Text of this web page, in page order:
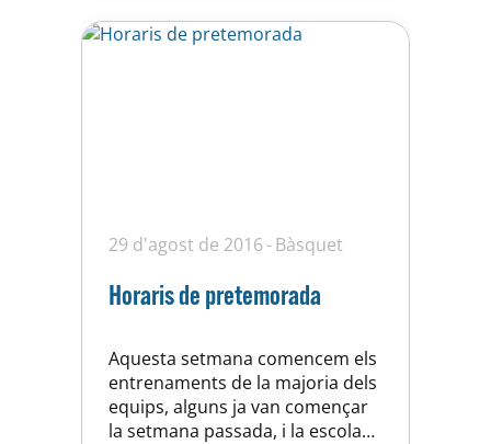
29 d'agost de 2016 Bàsquet
Horaris de pretemorada
Aquesta setmana comencem els
entrenaments de la majoria dels
equips, alguns ja van començar
la setmana passada, i la escola